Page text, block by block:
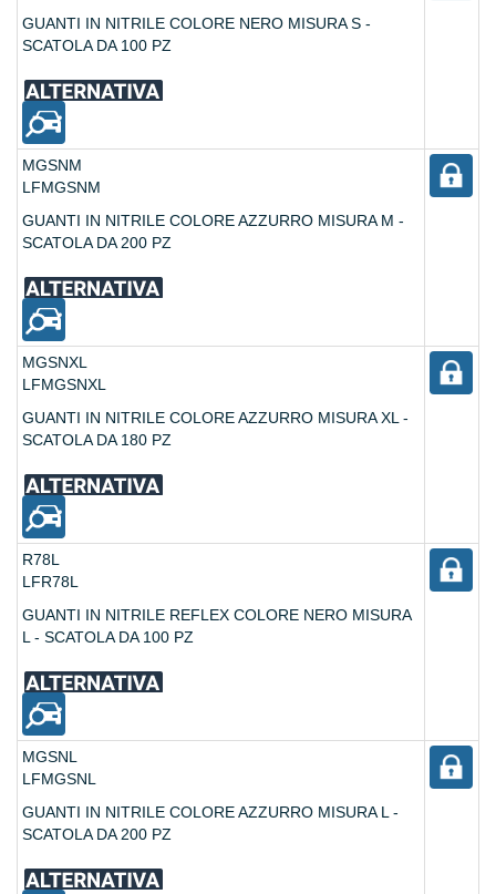
GUANTI IN NITRILE COLORE NERO MISURA S -
SCATOLA DA 100 PZ
MGSNM
LFMGSNM
GUANTI IN NITRILE COLORE AZZURRO MISURA M -
SCATOLA DA 200 PZ
MGSNXL
LFMGSNXL
GUANTI IN NITRILE COLORE AZZURRO MISURA XL -
SCATOLA DA 180 PZ
R78L
LFR78L
GUANTI IN NITRILE REFLEX COLORE NERO MISURA
L - SCATOLA DA 100 PZ
MGSNL
LFMGSNL
GUANTI IN NITRILE COLORE AZZURRO MISURA L -
SCATOLA DA 200 PZ